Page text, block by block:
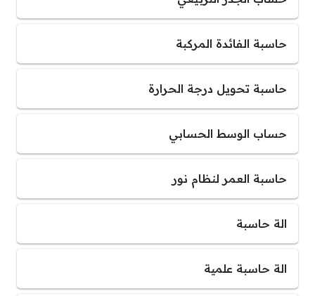
حاسبة الفائدة المركبة
حاسبة تحويل درجة الحرارة
حساب الوسط الحسابي
حاسبة العمر لنظام نور
الة حاسبة
الة حاسبة علمية